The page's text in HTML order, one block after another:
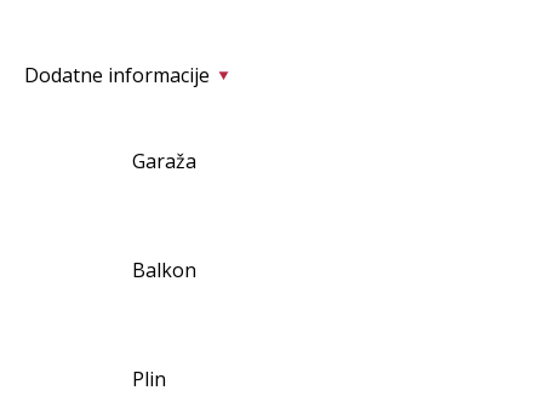
Dodatne informacije
Garaža
Balkon
Plin